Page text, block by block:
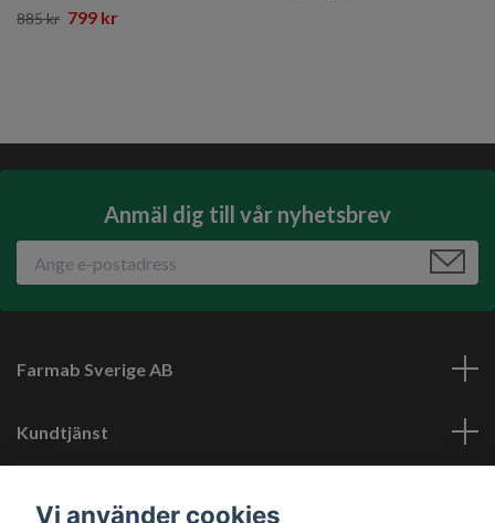
885 kr 799 kr
Anmäl dig till vår nyhetsbrev
Farmab Sverige AB
Kundtjänst
Vi använder cookies